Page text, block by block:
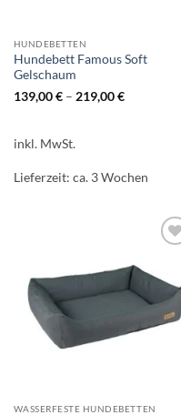
HUNDEBETTEN
Hundebett Famous Soft
Gelschaum
139,00€– 219,00€
inkl. MwSt.
Lieferzeit: ca. 3 Wochen
Wunschliste
WASSERFESTE HUNDEBETTEN